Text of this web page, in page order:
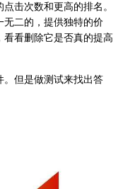
击次数和更高的排名。
无二的，提供独特的价
看删除它是否真的提高
。但是做测试来找出答